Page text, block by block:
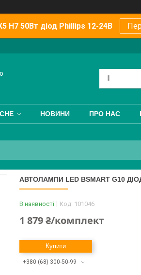
H7 50Вт діод Phillips 12-24В
НОВИНИ ПРО НАС
АВТОЛАМПИ LED BSMART G10
В наявності Код: 101046
1 879 ₴/комплект
Купити
+380 (68) 300-50-99